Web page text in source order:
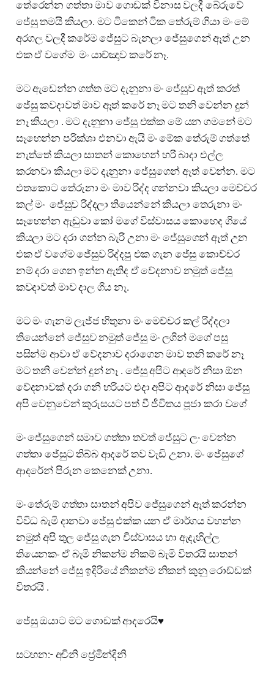
තේරෙන්න ගත්තා මාව ගොඩක් විනාස වලදී බේරුවේ
ජේසු තමයි කියලා. මට ටිකෙන් ටික තේරුම් ගියා මං මේ
අරගල වලදී කරේම ජේසුට බැනලා ජේසුගෙන් ඈත් උන
එක ඒ වගේම මං යාච්ඤාව කරේ නෑ.
මට ඇඩෙන්න ගත්ත මට දැනුනා මං ජේසුව ඈත් කරත්
ජේසු කවදාවත් මාව ඈත් කරේ නෑ මට තනි වෙන්න දුන්
නෑ කියලා . මට දැනුනා ජේසු එක්ක මේ යන ගමනේ මට
සෑහෙන්න පරික්ශා එනවා ඇයි මං මේක තේරුම් ගත්තේ
නැත්තේ කියලා සාතන් කොහෙන් හරි බාදා එල්ල
කරනවා කියලා මට දැනුනා ජේසුගෙන් ඈත් වෙන්න. මට
එතකොට තේරුනා මං මාව රිද්ද ගන්නවා කියලා මෙච්චර
කල් මං ජේසුව රිද්දලා තියෙන්නේ කියලා තෙරුනා මං
සෑහෙන්න ඇඩුවා කෝ මගේ විස්වාසය කොහෙද ගියේ
කියලා මට දරා ගන්න බැරි උනා මං ජේසුගෙන් ඈත් උන
එක ඒ වගේම ජේසුව රිද්දපු එක ගැන ජේසු කොච්චර
නම් දරා ගෙන ඉන්න ඇතිද ඒ වේදනාව නමුත් ජේසු
කවදාවත් මාව දාල ගිය නෑ.
මට මං ගැනම ලැජ්ජ හිතුනා මං මෙච්චර කල් රිද්දලා
තියෙන්නේ ජේසුව නමුත් ජේසු මං ලගින් මගේ පසු
පසින්ම ආවා ඒ වේදනාව දරාගෙන මාව තනි කරේ නෑ
මට තනි වෙන්න් දුන් නෑ . ජේසු අපිට ආදරේ නිසා ඕන
වේදනාවක් දරා ගනී හරියට එදා අපිට ආදරේ නිසා ජේසු
අපි වෙනුවෙන් කුරුසයට පත් වී ජීවිතය පූජා කරා වගේ
මං ජේසුගෙන් සමාව ගත්තා තවත් ජේසුට ලං වෙන්න
ගත්තා ජේසුට තිබ්බ ආදරේ තව වැඩි උනා. මං ජේසුගේ
ආදරේන් පිරුන කෙනෙක් උනා.
මං තේරුම් ගත්තා සාතන් අපිව ජේසුගෙන් ඈත් කරන්න
විවිධ බැමි දානවා ජේසු එක්ක යන ඒ මාර්ගය වහන්න
නමුත් අපි තුල ජේසු ගැන විස්වාසය හා ඇදැහිල්ල
තියෙනකං ඒ බැමි නිකන්ම නිකම් බැමි විතරයි සාතන්
කියන්නේ ජේසු ඉදිරියේ නිකන්ම නිකන් කුනු රොඩ්ඩක්
විතරයි .
ජේසු ඔයාට මට ගොඩක් ආදරෙයි♥️
සටහන:- අචිනි ප්‍රේමින්දිනි